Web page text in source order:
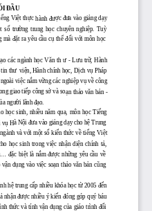
ĐẦU
Việt thực hành được đưa vào giảng dạy
số  trường  trung  học  chuyên  nghiệp.  Tuỳ
mà đặt ra yêu cầu cụ thể đối với môn học
ạo các ngành học Văn th ư - Lưu trữ, Hành
tin thư viện, Hành chính học, Dịch vụ Pháp
ài việc nắm vững các nghiệp vụ về công
giao tiếp công sở và soạn thảo văn bản
người lãnh đạo.
học sinh, nhiều năm qua, môn học Tiếng
vụ Hà Nội đưa vào giảng dạy cho hệ Trung
và với một số kiến thức về tiếng Việt
học  sinh  trong  việc  nhận  diện  chính  tả,
đặc biệt  là  nắm  được  những  yêu  cầu  về
vận dụng vào việc soạn thảo văn bản cũng
hệ trung cấp nhiều khóa học từ 2005 đến
nhận được nhiều ý kiến đóng góp quý báu
ình thức và tính vận dụng của giáo trình đối